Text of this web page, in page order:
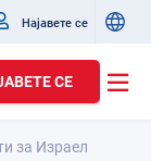
Најавете се
СЕ
за Израел